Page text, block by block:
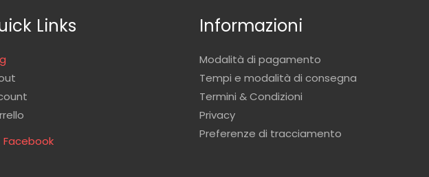
Links
Facebook
Informazioni
Modalità di pagamento
Tempi e modalità di consegna
Termini & Condizioni
Privacy
Preferenze di tracciamento